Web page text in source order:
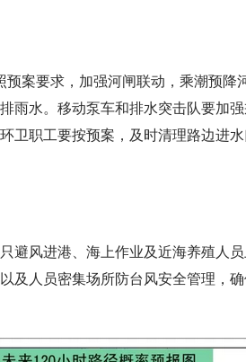
案要求，加强河闸联动，乘潮预降
雨水。移动泵车和排水突击队要加
卫职工要按预案，及时清理路边进
避风进港、海上作业及近海养殖人
及人员密集场所防台风安全管理，